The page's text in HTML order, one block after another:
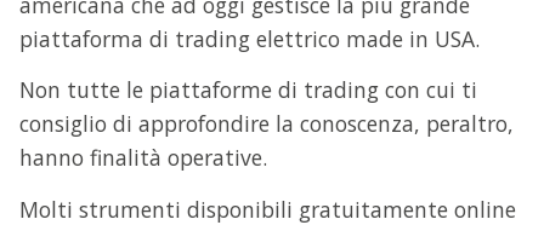
piattaforma di trading elettrico made in USA.
Non tutte le piattaforme di trading con cui ti
consiglio di approfondire la conoscenza, peraltro,
hanno finalità operative.
Molti strumenti disponibili gratuitamente online